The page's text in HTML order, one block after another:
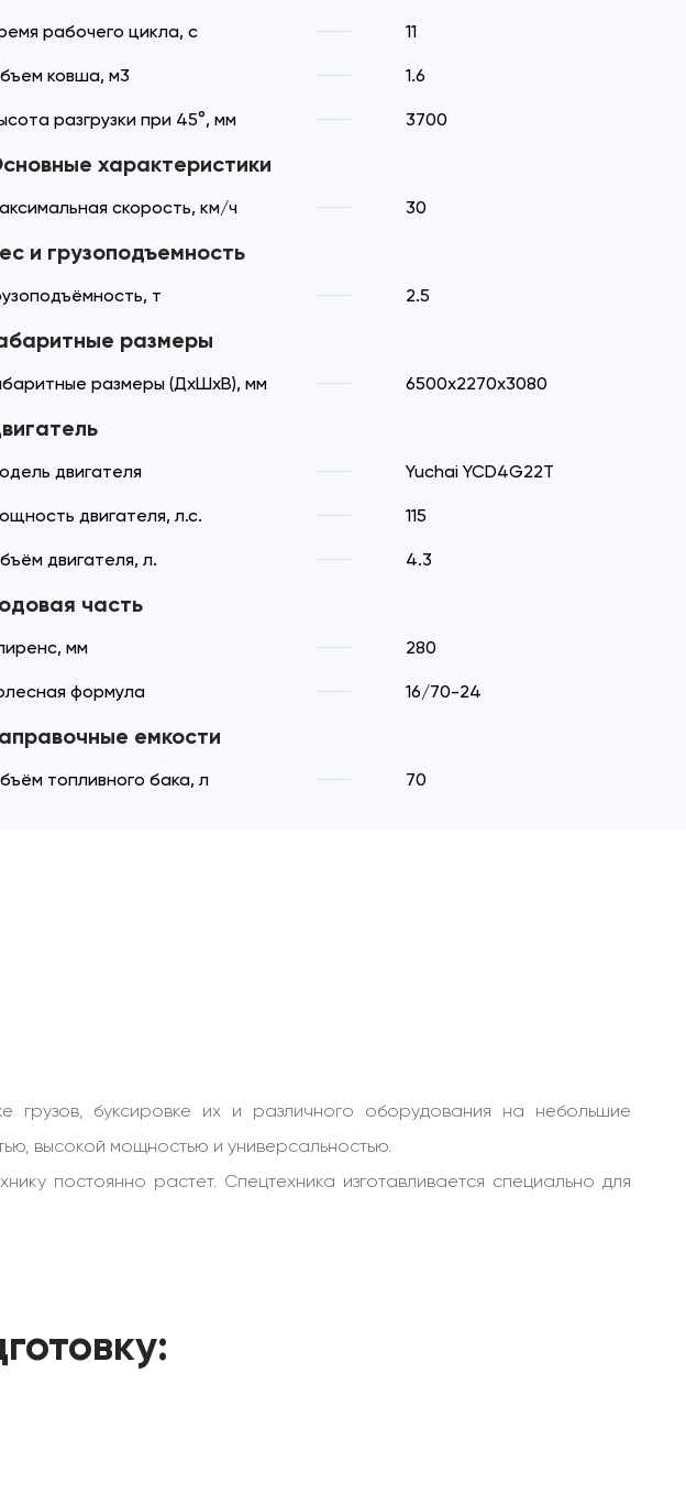
рабочего цикла, с 11
ковша, м3 1.6
разгрузки при 45°, мм 3700
характеристики
скорость, км/ч 30
и грузоподъемность
т 2.5
размеры
размеры (ДхШхВ), мм 6500х2270х3080
двигателя Yuchai YCD4G22T
двигателя, л.с. 115
двигателя, л. 4.3
часть
мм 280
формула 16/70-24
емкости
топливного бака, л 70
грузов, буксировке их и различного оборудования на небольшие
высокой мощностью и универсальностью.
постоянно растет. Спецтехника изготавливается специально для